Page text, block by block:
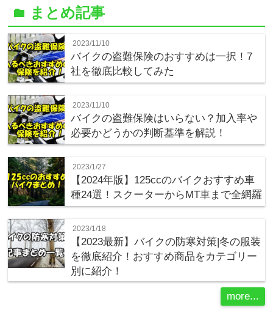
folder まとめ記事
2023/11/10
バイクの盗難保険のおすすめは一択！7
社を徹底比較してみた
2023/11/10
バイクの盗難保険はいらない？加入率や
必要かどうかの判断基準を解説！
2023/1/27
【2024年版】125ccのバイクおすすめ車
種24選！スクーターからMT車まで全網羅
2023/1/18
【2023最新】バイクの防寒対策|冬の服装
を徹底紹介！おすすめ商品をカテゴリー
別に紹介！
more...